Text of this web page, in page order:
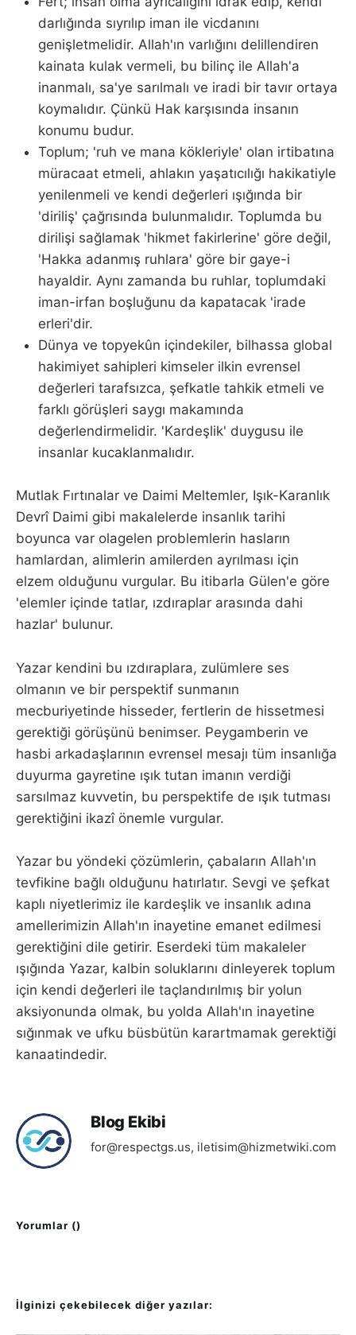
darlığında sıyrılıp iman ile vicdanını
genişletmelidir. Allah'ın varlığını delillendiren
kainata kulak vermeli, bu bilinç ile Allah'a
inanmalı, sa'ye sarılmalı ve iradi bir tavır ortaya
koymalıdır. Çünkü Hak karşısında insanın
konumu budur.
Toplum; 'ruh ve mana kökleriyle' olan irtibatına
müracaat etmeli, ahlakın yaşatıcılığı hakikatiyle
yenilenmeli ve kendi değerleri ışığında bir
'diriliş' çağrısında bulunmalıdır. Toplumda bu
dirilişi sağlamak 'hikmet fakirlerine' göre değil,
'Hakka adanmış ruhlara' göre bir gaye-i
hayaldir. Aynı zamanda bu ruhlar, toplumdaki
iman-irfan boşluğunu da kapatacak 'irade
erleri'dir.
Dünya ve topyekûn içindekiler, bilhassa global
hakimiyet sahipleri kimseler ilkin evrensel
değerleri tarafsızca, şefkatle tahkik etmeli ve
farklı görüşleri saygı makamında
değerlendirmelidir. 'Kardeşlik' duygusu ile
insanlar kucaklanmalıdır.
Mutlak Fırtınalar ve Daimi Meltemler, Işık-Karanlık
Devrî Daimi gibi makalelerde insanlık tarihi
boyunca var olagelen problemlerin hasların
hamlardan, alimlerin amilerden ayrılması için
elzem olduğunu vurgular. Bu itibarla Gülen'e göre
'elemler içinde tatlar, ızdıraplar arasında dahi
hazlar' bulunur.
Yazar kendini bu ızdıraplara, zulümlere ses
olmanın ve bir perspektif sunmanın
mecburiyetinde hisseder, fertlerin de hissetmesi
gerektiği görüşünü benimser. Peygamberin ve
hasbi arkadaşlarının evrensel mesajı tüm insanlığa
duyurma gayretine ışık tutan imanın verdiği
sarsılmaz kuvvetin, bu perspektife de ışık tutması
gerektiğini ikazî önemle vurgular.
Yazar bu yöndeki çözümlerin, çabaların Allah'ın
tevfikine bağlı olduğunu hatırlatır. Sevgi ve şefkat
kaplı niyetlerimiz ile kardeşlik ve insanlık adına
amellerimizin Allah'ın inayetine emanet edilmesi
gerektiğini dile getirir. Eserdeki tüm makaleler
ışığında Yazar, kalbin soluklarını dinleyerek toplum
için kendi değerleri ile taçlandırılmış bir yolun
aksiyonunda olmak, bu yolda Allah'ın inayetine
sığınmak ve ufku büsbütün karartmamak gerektiği
kanaatindedir.
Blog Ekibi
for@respectgs.us, iletisim@hizmetwiki.com
Yorumlar ()
İlginizi çekebilecek diğer yazılar: